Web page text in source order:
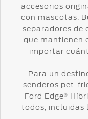
accesorios
con mascotas.
separadores de
que mantienen
importar
Para un
senderos pet-
Ford Edge®
todos, incluidas